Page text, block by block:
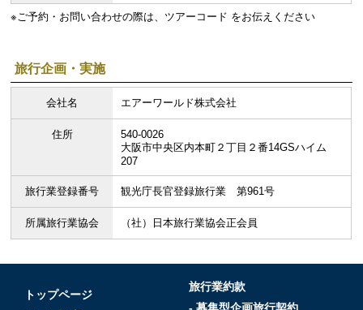
※ご予約・お問い合わせの際は、ツアーコード をお伝えください
旅行企画・実施
会社名 エアーワールド株式会社
住所
540-0026
大阪市中央区内本町２丁目２番14GSハイム
207
旅行業登録番号 観光庁長官登録旅行業 第961号
所属旅行業協会 （社）日本旅行業協会正会員
トップページ
旅行業約款